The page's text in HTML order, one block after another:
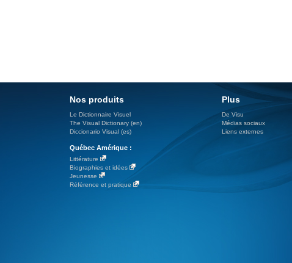
Nos produits
Le Dictionnaire Visuel
The Visual Dictionary (en)
Diccionario Visual (es)
Québec Amérique :
Littérature
Biographies et idées
Jeunesse
Référence et pratique
Plus
De Visu
Médias sociaux
Liens externes